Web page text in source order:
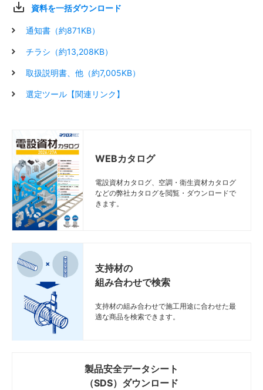
資料を一括ダウンロード
通知書（約871KB）
チラシ（約13,208KB）
取扱説明書、他（約7,005KB）
選定ツール【関連リンク】
WEBカタログ
電設資材カタログ、空調・衛生資材カタログ
などの弊社カタログを閲覧・ダウンロードで
きます。
支持材の
組み合わせで検索
支持材の組み合わせで施工用途に合わせた最
適な商品を検索できます。
製品安全データシート
（SDS）ダウンロード